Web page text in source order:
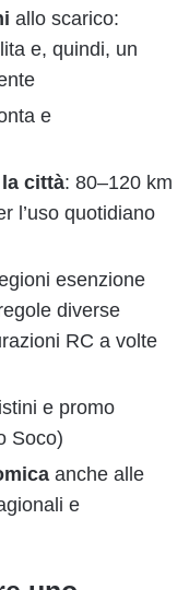
allo scarico:
e, quindi, un
e
città: 80–120 km
l’uso quotidiano
esenzione
diverse
RC a volte
e promo
Soco)
anche alle
e